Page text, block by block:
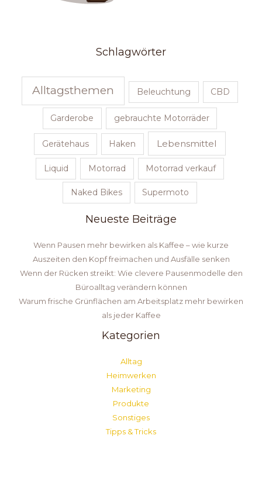
Schlagwörter
Alltagsthemen Beleuchtung CBD
Garderobe gebrauchte Motorräder
Gerätehaus Haken Lebensmittel
Liquid Motorrad Motorrad verkauf
Naked Bikes Supermoto
Neueste Beiträge
Wenn Pausen mehr bewirken als Kaffee – wie kurze
Auszeiten den Kopf freimachen und Ausfälle senken
Wenn der Rücken streikt: Wie clevere Pausenmodelle den
Büroalltag verändern können
Warum frische Grünflächen am Arbeitsplatz mehr bewirken
als jeder Kaffee
Kategorien
Alltag
Heimwerken
Marketing
Produkte
Sonstiges
Tipps & Tricks